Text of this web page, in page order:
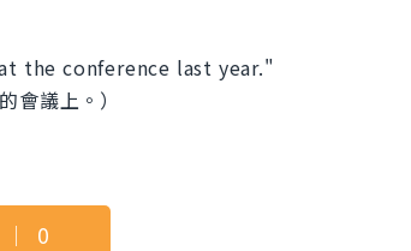
the conference last year."
會議上。）
｜ 0